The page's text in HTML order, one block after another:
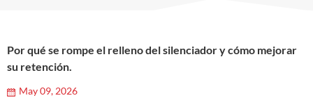
Por qué se rompe el relleno del silenciador y cómo mejorar
su retención.
May 09, 2026